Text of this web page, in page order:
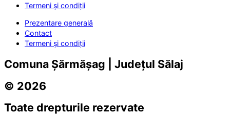
Termeni și condiții
Prezentare generală
Contact
Termeni și condiții
Comuna Șărmășag | Județul Sălaj
© 2026
Toate drepturile rezervate